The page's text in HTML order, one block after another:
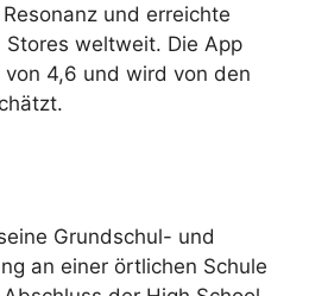
und erreichte
Stores weltweit. Die App
4,6 und wird von den
Grundschul- und
an einer örtlichen Schule